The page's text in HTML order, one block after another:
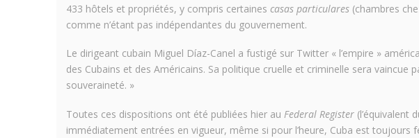
433 hôtels et propriétés, y compris certaines casas particulares(chambres
comme n’étant pas indépendantes du gouvernement.
Le dirigeant cubain Miguel Díaz-Canel a fustigé sur Twitter « l’empire »
des Cubains et des Américains. Sa politique cruelle et criminelle sera vaincue
souveraineté. »
Toutes ces dispositions ont été publiées hier au Federal Register(l’équivalent
immédiatement entrées en vigueur, même si pour l’heure, Cuba est toujours